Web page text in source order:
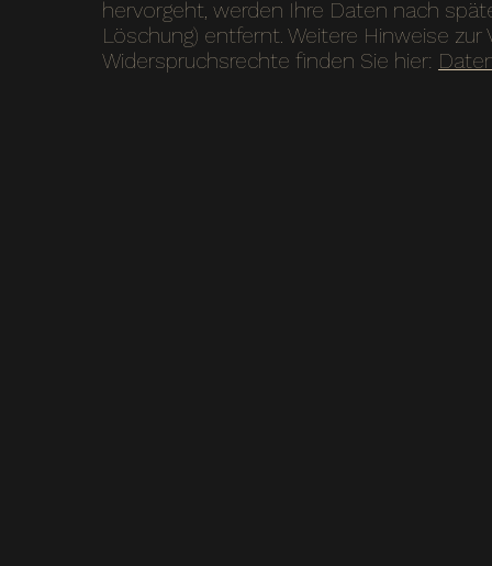
hervorgeht, werden Ihre Daten nach
Löschung) entfernt. Weitere Hinweise zur
Widerspruchsrechte finden Sie hier: